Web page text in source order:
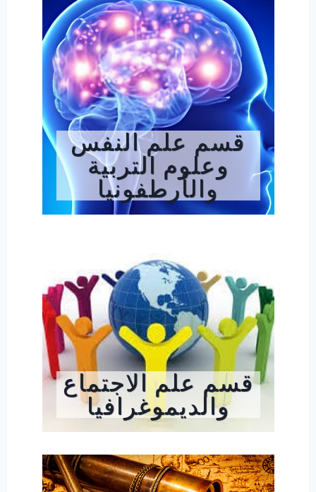
قسم علم النفس
وعلوم التربية
والأرطفونيا
قسم علم الاجتماع
والديموغرافيا